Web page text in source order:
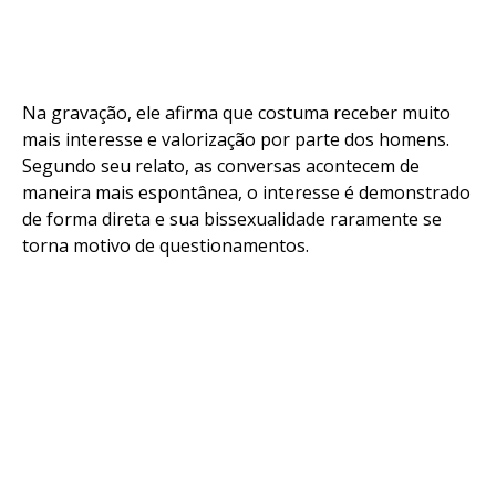
Na gravação, ele afirma que costuma receber muito
mais interesse e valorização por parte dos homens.
Segundo seu relato, as conversas acontecem de
maneira mais espontânea, o interesse é demonstrado
de forma direta e sua bissexualidade raramente se
torna motivo de questionamentos.